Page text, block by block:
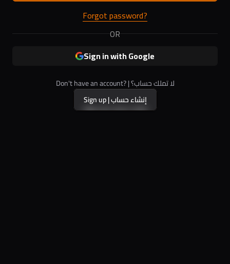
Forgot password?
OR
Sign in with Google
Don't have an account? | لا تملك حساب؟
Sign up | إنشاء حساب
Sign up | إنشاء حساب